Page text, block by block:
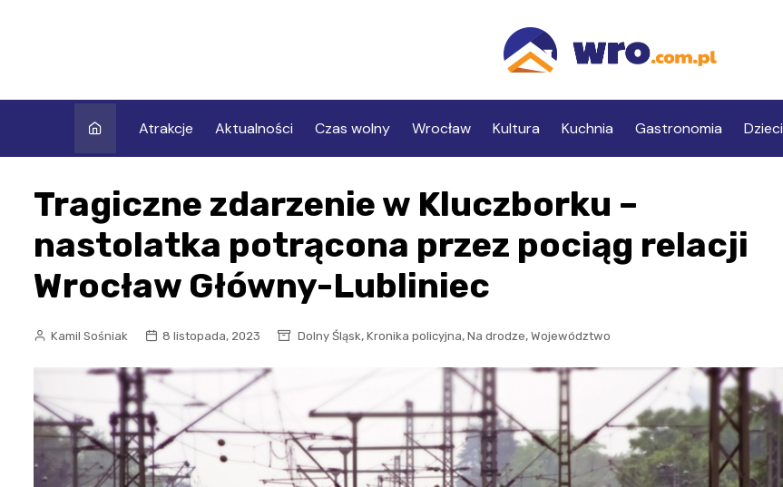
Atrakcje Aktualności Czas wolny Wrocław Kultura Kuchnia Gastronomia Dzieci
Tragiczne zdarzenie w Kluczborku –
nastolatka potrącona przez pociąg relacji
Wrocław Główny-Lubliniec
Kamil Sośniak 8 listopada, 2023 Dolny Śląsk, Kronika policyjna, Na drodze, Województwo